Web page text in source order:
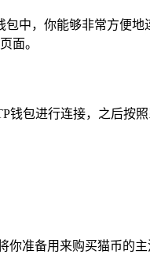
中，你能够非常方便
面。
钱包进行连接，之后按
准备用来购买猫币的